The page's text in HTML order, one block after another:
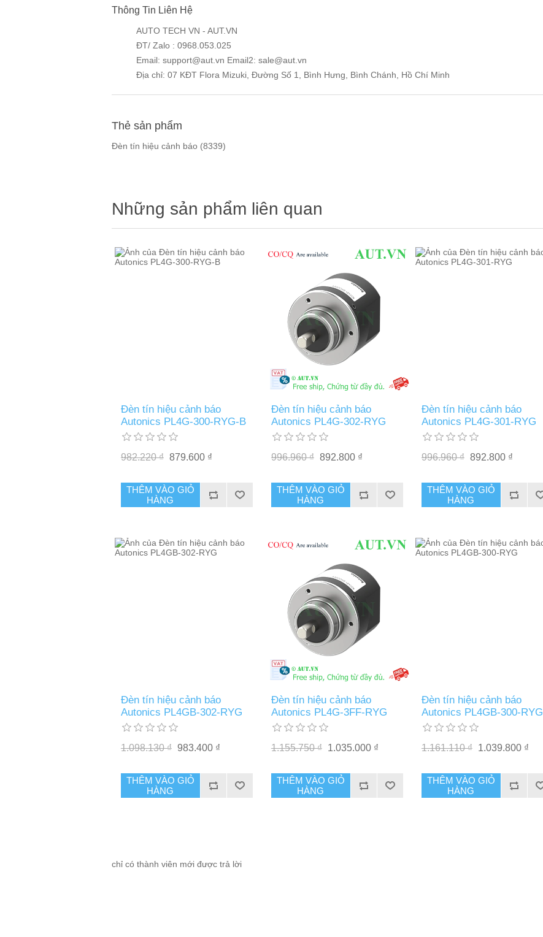
Thông Tin Liên Hệ
AUTO TECH VN - AUT.VN
ĐT/ Zalo : 0968.053.025
Email: support@aut.vn Email2: sale@aut.vn
Địa chỉ: 07 KĐT Flora Mizuki, Đường Số 1, Bình Hưng, Bình Chánh, Hồ Chí Minh
Thẻ sản phẩm
Đèn tín hiệu cảnh báo (8339)
Những sản phẩm liên quan
Đèn tín hiệu cảnh báo
Autonics PL4G-300-RYG-B
982.220 ₫ 879.600 ₫
THÊM VÀO GIỎ
HÀNG
Đèn tín hiệu cảnh báo
Autonics PL4G-302-RYG
996.960 ₫ 892.800 ₫
THÊM VÀO GIỎ
HÀNG
Đèn tín hiệu cảnh báo
Autonics PL4G-301-RYG
996.960 ₫ 892.800 ₫
THÊM VÀO GIỎ
HÀNG
Đèn tín hiệu cảnh báo
Autonics PL4GB-302-RYG
1.098.130 ₫ 983.400 ₫
THÊM VÀO GIỎ
HÀNG
Đèn tín hiệu cảnh báo
Autonics PL4G-3FF-RYG
1.155.750 ₫ 1.035.000 ₫
THÊM VÀO GIỎ
HÀNG
Đèn tín hiệu cảnh báo
Autonics PL4GB-300-RYG
1.161.110 ₫ 1.039.800 ₫
THÊM VÀO GIỎ
HÀNG
chỉ có thành viên mới được trả lời